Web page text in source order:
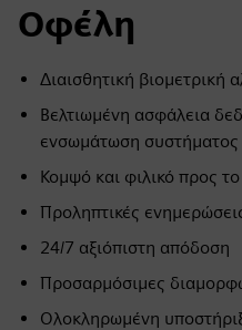
Οφέλη
Διαισθητική βιομετρική
Βελτιωμένη ασφάλεια
ενσωμάτωση συστήματος
Κομψό και φιλικό προς
Προληπτικές
24/7 αξιόπιστη απόδοση
Προσαρμόσιμες
Ολοκληρωμένη